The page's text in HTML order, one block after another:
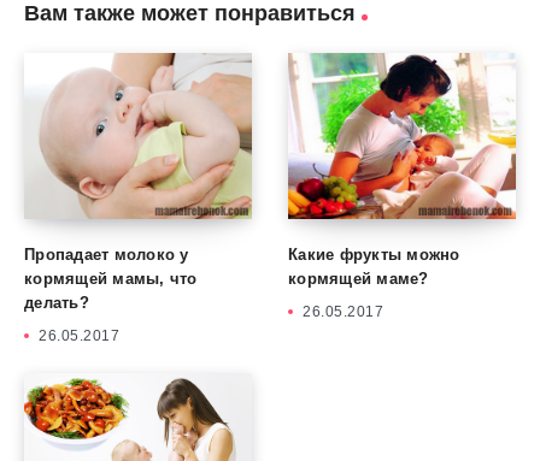
Вам также может понравиться
Пропадает молоко у
кормящей мамы, что
делать?
26.05.2017
Какие фрукты можно
кормящей маме?
26.05.2017